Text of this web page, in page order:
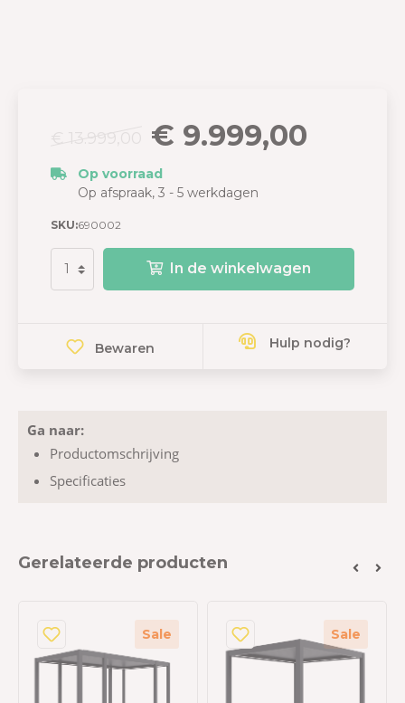
€ 9.999,00
Op voorraad
Op afspraak, 3 - 5 werkdagen
SKU:690002
In de winkelwagen
Bewaren Hulp nodig?
Ga naar:
Productomschrijving
Specificaties
Gerelateerde producten
Sale Sale